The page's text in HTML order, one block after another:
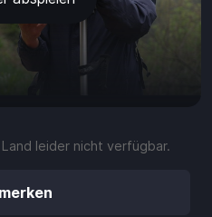
Guthaben
Die KOD-App
fullscreen
leider nicht verfügbar.